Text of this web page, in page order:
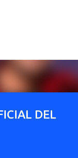
DEL